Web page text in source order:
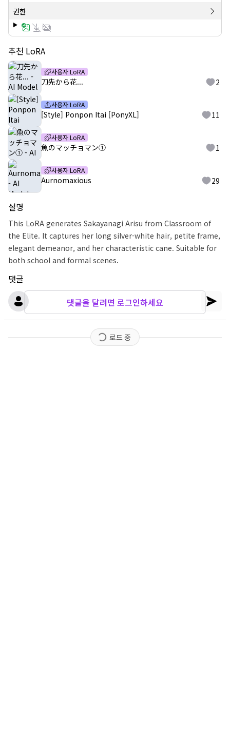
권한
추천 LoRA
사용자 LoRA
刀先から花... 2
사용자 LoRA
[Style] Ponpon Itai [PonyXL] 11
사용자 LoRA
魚のマッチョマン① 1
사용자 LoRA
Aurnomaxious 29
설명
This LoRA generates Sakayanagi Arisu from Classroom of
the Elite. It captures her long silver-white hair, petite frame,
elegant demeanor, and her characteristic cane. Suitable for
both school and formal scenes.
댓글
댓글을 달려면 로그인하세요
로드 중